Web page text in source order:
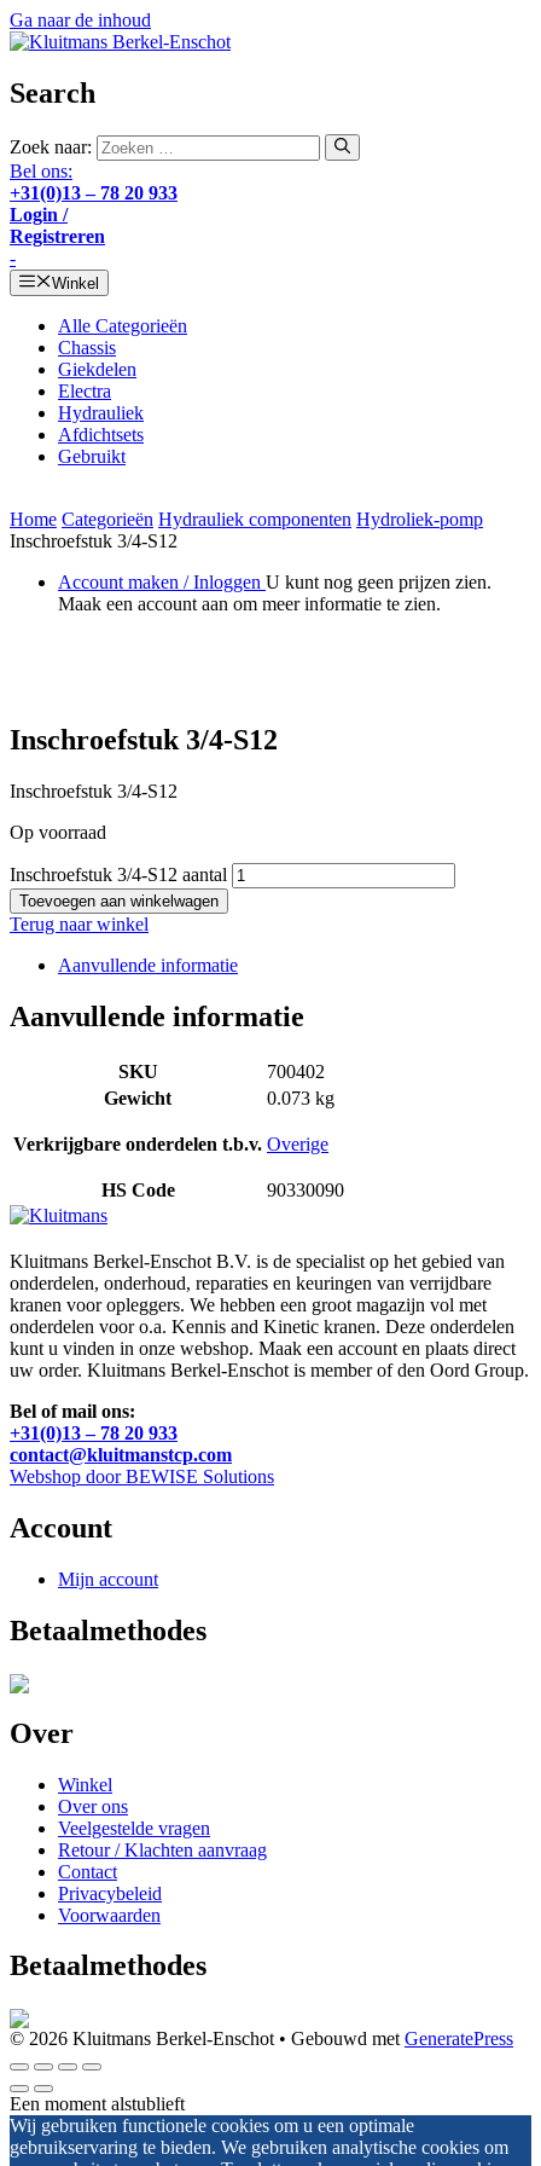
Ga naar de inhoud
Search
Zoek naar:
Bel ons:
+31(0)13 – 78 20 933
Login /
Registreren
-
Winkel
Alle Categorieën
Chassis
Giekdelen
Electra
Hydrauliek
Afdichtsets
Gebruikt
Home Categorieën Hydrauliek componenten Hydroliek-pomp
Inschroefstuk 3/4-S12
Account maken / Inloggen U kunt nog geen prijzen zien.
Maak een account aan om meer informatie te zien.
Inschroefstuk 3/4-S12
Inschroefstuk 3/4-S12
Op voorraad
Inschroefstuk 3/4-S12 aantal
Toevoegen aan winkelwagen
Terug naar winkel
Aanvullende informatie
Aanvullende informatie
SKU
700402
Gewicht
0.073 kg
Verkrijgbare onderdelen t.b.v. Overige
HS Code 90330090
Kluitmans Berkel-Enschot B.V. is de specialist op het gebied van
onderdelen, onderhoud, reparaties en keuringen van verrijdbare
kranen voor opleggers. We hebben een groot magazijn vol met
onderdelen voor o.a. Kennis and Kinetic kranen. Deze onderdelen
kunt u vinden in onze webshop. Maak een account en plaats direct
uw order. Kluitmans Berkel-Enschot is member of den Oord Group.
Bel of mail ons:
+31(0)13 – 78 20 933
contact@kluitmanstcp.com
Webshop door BEWISE Solutions
Account
Mijn account
Betaalmethodes
Over
Winkel
Over ons
Veelgestelde vragen
Retour / Klachten aanvraag
Contact
Privacybeleid
Voorwaarden
Betaalmethodes
© 2026 Kluitmans Berkel-Enschot • Gebouwd met GeneratePress
Een moment alstublieft
Wij gebruiken functionele cookies om u een optimale
gebruikservaring te bieden. We gebruiken analytische cookies om